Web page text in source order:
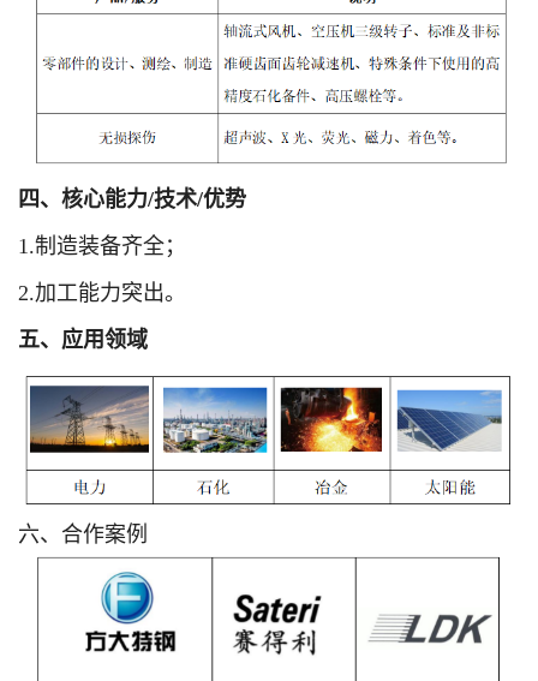
四、核心能力/技术/优势
1.制造装备齐全；
2.加工能力突出。
五、应用领域
六、合作案例